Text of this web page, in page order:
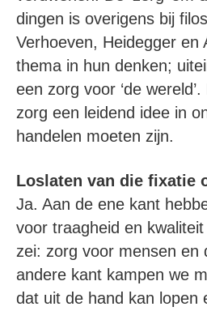
dingen is overigens bij
Verhoeven, Heidegger en
thema in hun denken;
een zorg voor ‘de
zorg een leidend idee in
handelen moeten zijn.
Loslaten van die fixatie
Ja. Aan de ene kant
voor traagheid en
zei: zorg voor mensen en
andere kant kampen we
dat uit de hand kan lopen